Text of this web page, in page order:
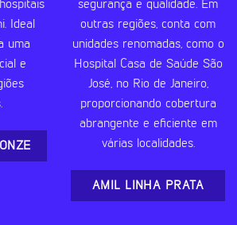
Ideal
uma
e
segurança e qualidade. Em
outras regiões, conta com
unidades renomadas, como o
Hospital Casa de Saúde São
José, no Rio de Janeiro,
proporcionando cobertura
abrangente e eficiente em
várias localidades.
AMIL LINHA PRATA